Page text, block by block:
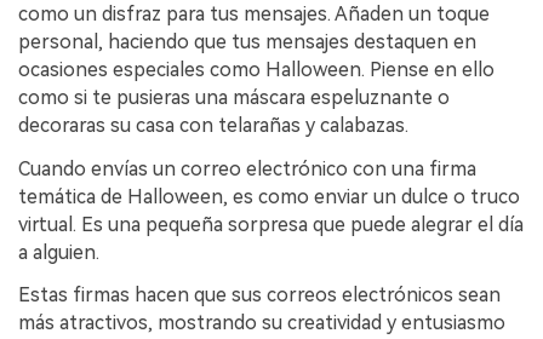
como un disfraz para tus mensajes. Añaden un toque
personal, haciendo que tus mensajes destaquen en
ocasiones especiales como Halloween. Piense en ello
como si te pusieras una máscara espeluznante o
decoraras su casa con telarañas y calabazas.
Cuando envías un correo electrónico con una firma
temática de Halloween, es como enviar un dulce o truco
virtual. Es una pequeña sorpresa que puede alegrar el día
a alguien.
Estas firmas hacen que sus correos electrónicos sean
más atractivos, mostrando su creatividad y entusiasmo